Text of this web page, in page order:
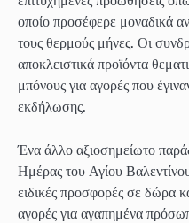
οποίο προσέφερε μοναδικά
τους θερμούς μήνες. Οι
αποκλειστικά προϊόντα
μπόνους για αγορές που
εκδήλωσης.
Ένα άλλο αξιοσημείωτο
Ημέρας του Αγίου
ειδικές προσφορές σε δώρα
αγορές για αγαπημένα